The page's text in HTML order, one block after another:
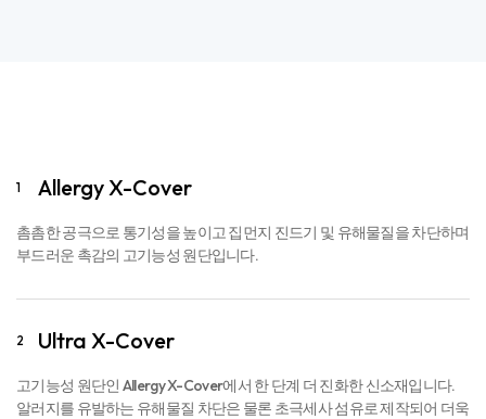
1 Allergy X-Cover
촘촘한 공극으로 통기성을 높이고 집먼지 진드기 및 유해물질을 차단하며
부드러운 촉감의 고기능성 원단입니다.
2 Ultra X-Cover
고기능성 원단인 Allergy X-Cover에서 한 단계 더 진화한 신소재입니다.
알러지를 유발하는 유해물질 차단은 물론 초극세사 섬유로 제작되어 더욱